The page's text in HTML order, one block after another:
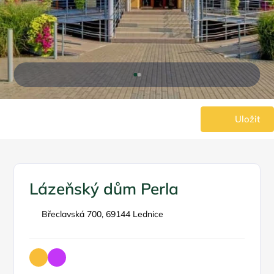
Uložit
Lázeňský dům Perla
Břeclavská 700, 69144 Lednice